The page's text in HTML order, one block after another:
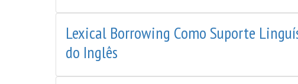
Lexical Borrowing Como Suporte
do Inglês